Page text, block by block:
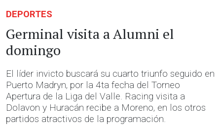
DEPORTES
Germinal visita a Alumni el
domingo
El líder invicto buscará su cuarto triunfo seguido en
Puerto Madryn, por la 4ta fecha del Torneo
Apertura de la Liga del Valle. Racing visita a
Dolavon y Huracán recibe a Moreno, en los otros
partidos atractivos de la programación.